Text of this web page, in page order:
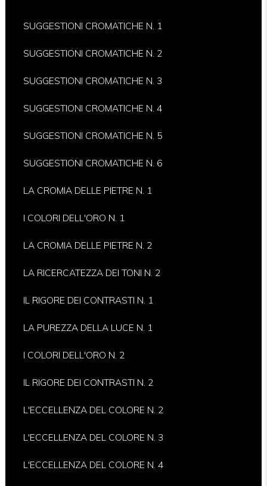
SUGGESTIONI CROMATICHE N. 1
SUGGESTIONI CROMATICHE N. 2
SUGGESTIONI CROMATICHE N. 3
SUGGESTIONI CROMATICHE N. 4
SUGGESTIONI CROMATICHE N. 5
SUGGESTIONI CROMATICHE N. 6
LA CROMIA DELLE PIETRE N. 1
I COLORI DELL'ORO N. 1
LA CROMIA DELLE PIETRE N. 2
LA RICERCATEZZA DEI TONI N. 2
IL RIGORE DEI CONTRASTI N. 1
LA PUREZZA DELLA LUCE N. 1
I COLORI DELL'ORO N. 2
IL RIGORE DEI CONTRASTI N. 2
L'ECCELLENZA DEL COLORE N. 2
L'ECCELLENZA DEL COLORE N. 3
L'ECCELLENZA DEL COLORE N. 4